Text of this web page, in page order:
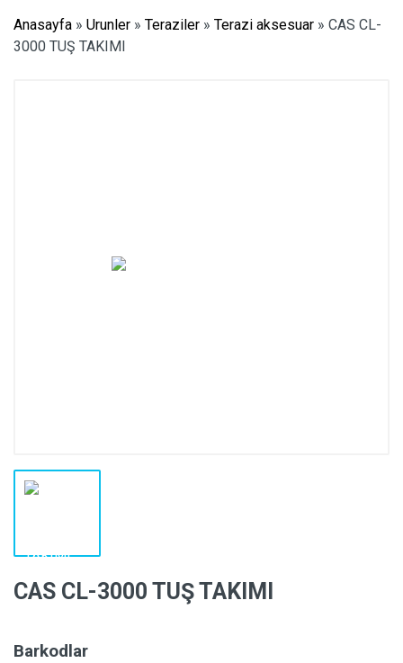
Anasayfa » Urunler » Teraziler » Terazi aksesuar » CAS CL-
3000 TUŞ TAKIMI
CAS CL-3000 TUŞ TAKIMI
Barkodlar